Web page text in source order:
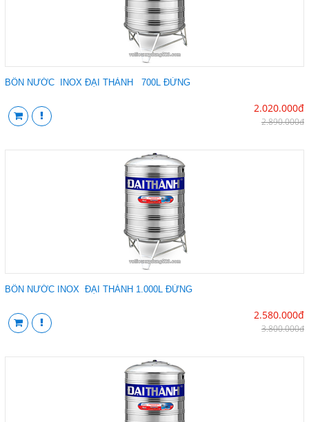
BỒN NƯỚC INOX ĐẠI THÀNH 700L ĐỨNG
2.020.000đ
2.890.000đ
BỒN NƯỚC INOX ĐẠI THÀNH 1.000L ĐỨNG
2.580.000đ
3.800.000đ